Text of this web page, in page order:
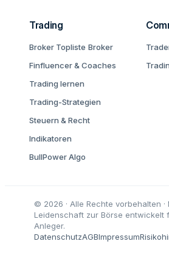
Trading
Broker Topliste Broker
Finfluencer & Coaches
Trading lernen
Trading-Strategien
Steuern & Recht
Indikatoren
BullPower Algo
© 2026 · Alle Rechte vorbehalten
Leidenschaft zur Börse entwickelt
Anleger.
DatenschutzAGBImpressum